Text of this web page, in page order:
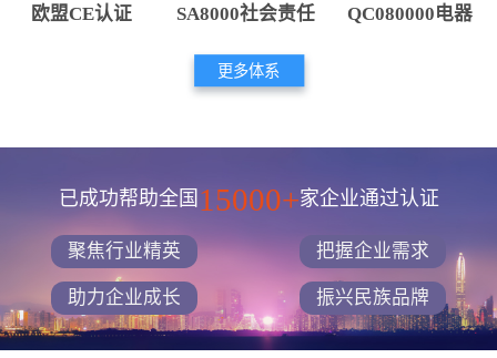
欧盟CE认证 SA8000社会责任 QC080000电器
更多体系
已成功帮助全国 15000+家企业通过认证
聚焦行业精英 把握企业需求
助力企业成长 振兴民族品牌